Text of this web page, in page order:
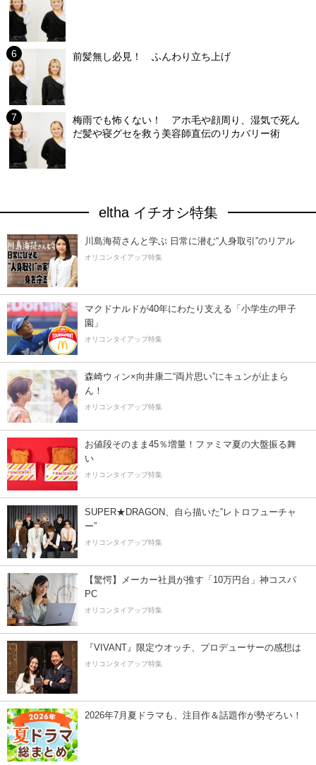
前髪無し必見！ ふんわり立ち上げ
梅雨でも怖くない！ アホ毛や顔周り、湿気で死ん
だ髪や寝グセを救う美容師直伝のリカバリー術
eltha イチオシ特集
川島海荷さんと学ぶ 日常に潜む“人身取引”のリアル
オリコンタイアップ特集
マクドナルドが40年にわたり支える「小学生の甲子
園」
オリコンタイアップ特集
森崎ウィン×向井康二“両片思い”にキュンが止まら
ん！
オリコンタイアップ特集
お値段そのまま45％増量！ファミマ夏の大盤振る舞
い
オリコンタイアップ特集
SUPER★DRAGON、自ら描いた”レトロフューチャ
ー”
オリコンタイアップ特集
【驚愕】メーカー社員が推す「10万円台」神コスパ
PC
オリコンタイアップ特集
『VIVANT』限定ウオッチ、プロデューサーの感想は
オリコンタイアップ特集
2026年7月夏ドラマも、注目作＆話題作が勢ぞろい！